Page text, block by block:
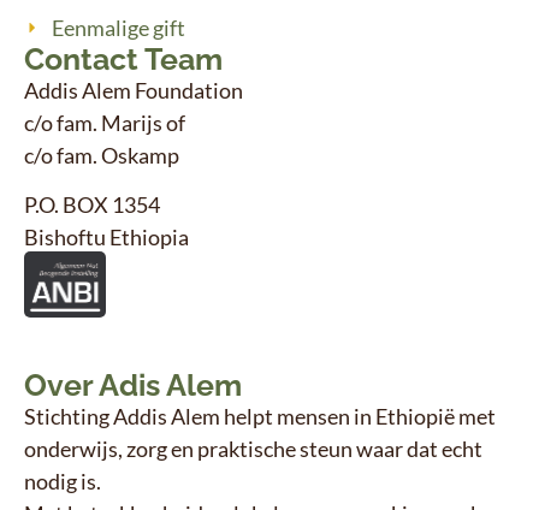
Over Adis Alem
Stichting Addis Alem helpt mensen in Ethiopië met
onderwijs, zorg en praktische steun waar dat echt
nodig is.
Eenmalige gift
Contact Team
Addis Alem Foundation
c/o fam. Marijs of
c/o fam. Oskamp
P.O. BOX 1354
Bishoftu Ethiopia